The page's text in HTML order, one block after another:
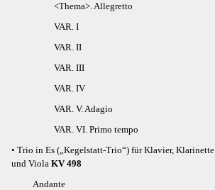
<Thema>. Allegretto
VAR. I
VAR. II
VAR. III
VAR. IV
VAR. V. Adagio
VAR. VI. Primo tempo
• Trio in Es („Kegelstatt-Trio“) für Klavier, Klarinette
und Viola KV 498
Andante